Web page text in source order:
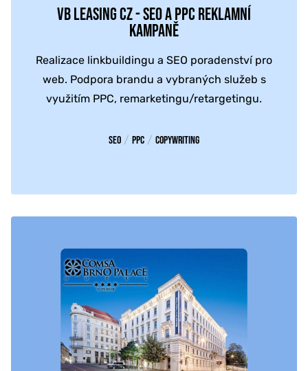
VB LEASING CZ - SEO A PPC REKLAMNÍ
KAMPANĚ
Realizace linkbuildingu a SEO poradenství pro
web. Podpora brandu a vybraných služeb s
využitím PPC, remarketingu/retargetingu.
SEO / PPC / Copywriting